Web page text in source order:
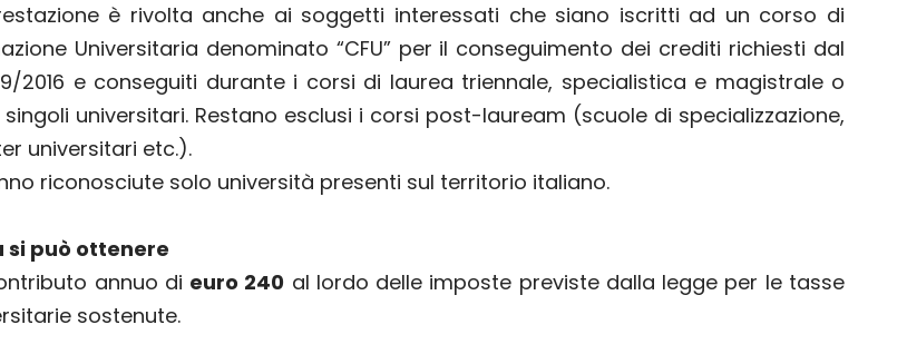
è rivolta anche ai soggetti interessati che siano iscritti ad un corso di
Universitaria denominato “CFU” per il conseguimento dei crediti richiesti dal
2016 e conseguiti durante i corsi di laurea triennale, specialistica e magistrale o
universitari. Restano esclusi i corsi post-lauream (scuole di specializzazione,
universitari etc.).
riconosciute solo università presenti sul territorio italiano.
si può ottenere
annuo di euro 240 al lordo delle imposte previste dalla legge per le tasse
sostenute.